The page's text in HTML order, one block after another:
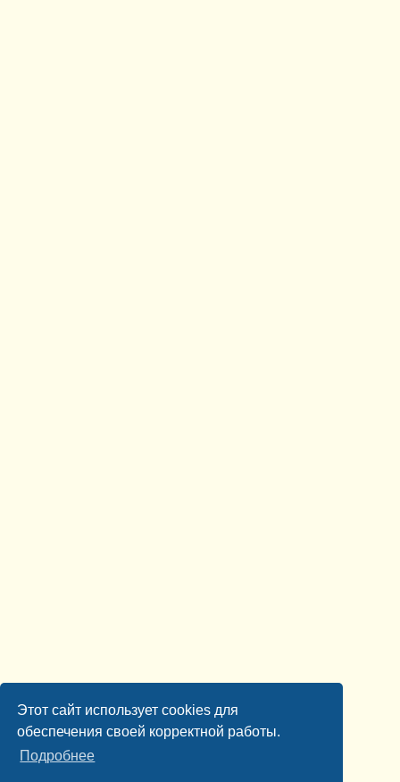
Этот сайт использует cookies для
обеспечения своей корректной работы.
Подробнее